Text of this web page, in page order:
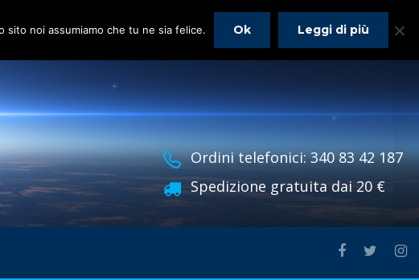
Ordini telefonici: 340 83 42 187
Spedizione gratuita dai 20 €
sito noi assumiamo che tu ne sia felice. Ok Leggi di più